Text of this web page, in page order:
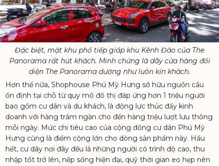
THE REGENCY
Đặc biệt, mặt khu phố tiếp giáp khu Kênh Đào của The
Panorama rất hút khách. Minh chứng là dãy cửa hàng đối
diện The Panorama dường như luôn kín khách.
Hơn thế nữa, Shophouse Phú Mỹ Hưng sở hữu nguồn cầu
ổn định tại chỗ từ quy mô đô thị đáp ứng hơn 1 triệu người
bao gồm cư dân và du khách, là động lực thúc đẩy kinh
doanh với hàng trăm ngàn cho đến hàng triệu lượt lưu thông
mỗi ngày. Mức chi tiêu cao của cộng đồng cư dân Phú Mỹ
Hưng cũng là điểm cộng lớn cho dòng sản phẩm này. Hầu
hết, cư dây nơi đây đều là những người có trình độ cao, thu
nhập tốt trở lên, nếp sống hiện đại, quỹ thời gian eo hẹp nên